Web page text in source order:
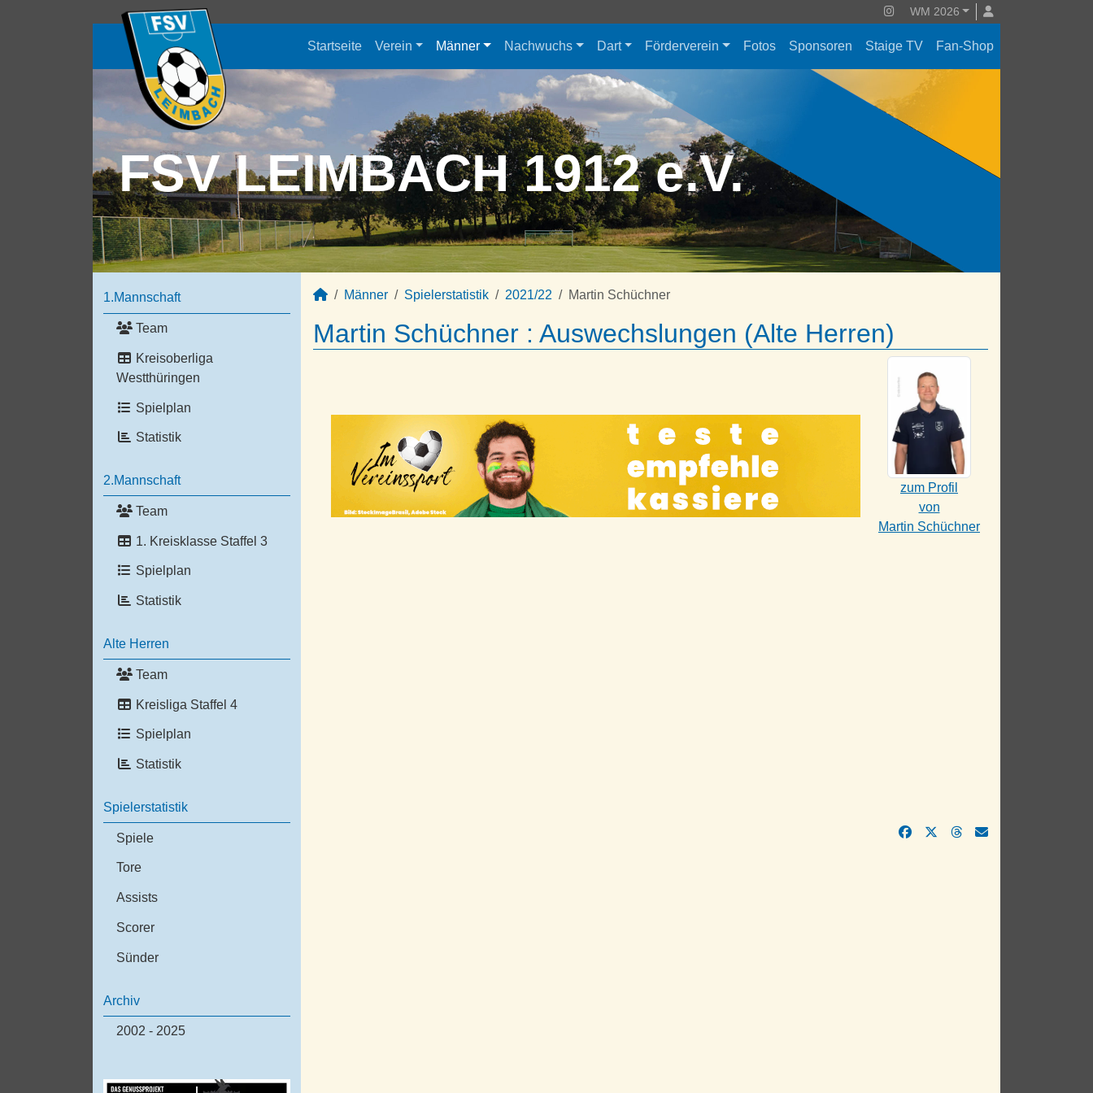
WM 2026
Startseite Verein Männer Nachwuchs Dart Förderverein Fotos Sponsoren Staige TV Fan-Shop
FSV LEIMBACH 1912 e.V.
1.Mannschaft
Team
Kreisoberliga
Westthüringen
Spielplan
Statistik
2.Mannschaft
Team
1. Kreisklasse Staffel 3
Spielplan
Statistik
Alte Herren
Team
Kreisliga Staffel 4
Spielplan
Statistik
Spielerstatistik
Spiele
Tore
Assists
Scorer
Sünder
Archiv
2002 - 2025
Männer Spielerstatistik 2021/22 Martin Schüchner
Martin Schüchner : Auswechslungen (Alte Herren)
zum Profil
von
Martin Schüchner